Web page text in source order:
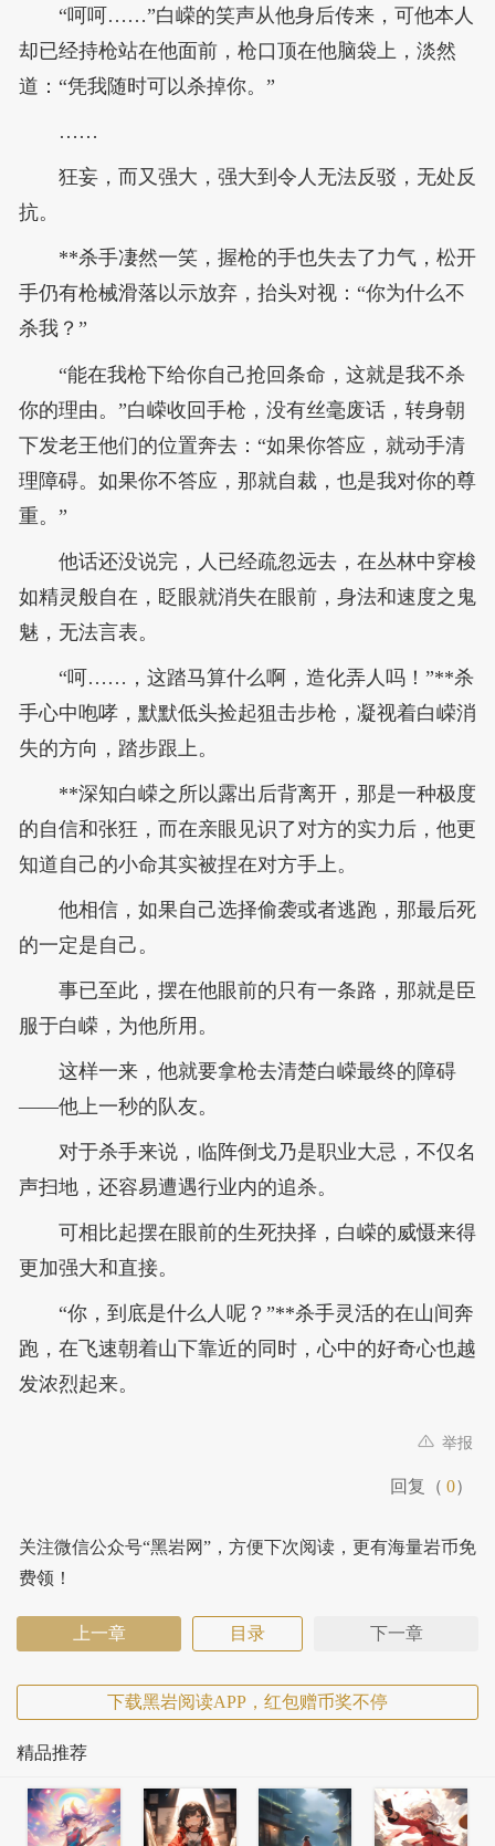
“呵呵……”白嵘的笑声从他身后传来，可他本人
却已经持枪站在他面前，枪口顶在他脑袋上，淡然
道：“凭我随时可以杀掉你。”
……
狂妄，而又强大，强大到令人无法反驳，无处反
抗。
**杀手凄然一笑，握枪的手也失去了力气，松开
手仍有枪械滑落以示放弃，抬头对视：“你为什么不
杀我？”
“能在我枪下给你自己抢回条命，这就是我不杀
你的理由。”白嵘收回手枪，没有丝毫废话，转身朝
下发老王他们的位置奔去：“如果你答应，就动手清
理障碍。如果你不答应，那就自裁，也是我对你的尊
重。”
他话还没说完，人已经疏忽远去，在丛林中穿梭
如精灵般自在，眨眼就消失在眼前，身法和速度之鬼
魅，无法言表。
“呵……，这踏马算什么啊，造化弄人吗！”**杀
手心中咆哮，默默低头捡起狙击步枪，凝视着白嵘消
失的方向，踏步跟上。
**深知白嵘之所以露出后背离开，那是一种极度
的自信和张狂，而在亲眼见识了对方的实力后，他更
知道自己的小命其实被捏在对方手上。
他相信，如果自己选择偷袭或者逃跑，那最后死
的一定是自己。
事已至此，摆在他眼前的只有一条路，那就是臣
服于白嵘，为他所用。
这样一来，他就要拿枪去清楚白嵘最终的障碍
——他上一秒的队友。
对于杀手来说，临阵倒戈乃是职业大忌，不仅名
声扫地，还容易遭遇行业内的追杀。
可相比起摆在眼前的生死抉择，白嵘的威慑来得
更加强大和直接。
“你，到底是什么人呢？”**杀手灵活的在山间奔
跑，在飞速朝着山下靠近的同时，心中的好奇心也越
发浓烈起来。
举报
回复（ 0）
关注微信公众号“黑岩网”，方便下次阅读，更有海量岩币免
费领！
上一章 目录 下一章
下载黑岩阅读APP，红包赠币奖不停
精品推荐